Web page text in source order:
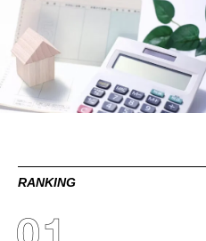
RANKING